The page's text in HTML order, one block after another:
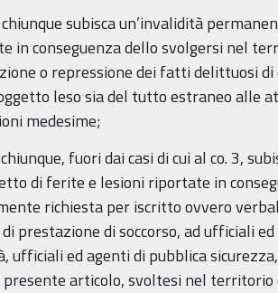
subisca un’invalidità
in conseguenza dello svolgersi nel
o repressione dei fatti delittuosi di
leso sia del tutto estraneo alle
medesime;
fuori dai casi di cui al co. 3,
di ferite e lesioni riportate in
richiesta per iscritto ovvero
prestazione di soccorso, ad ufficiali
ufficiali ed agenti di pubblica
presente articolo, svoltesi nel